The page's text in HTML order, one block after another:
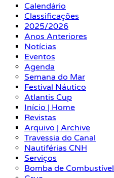
Calendário
Classificações
2025/2026
Anos Anteriores
Notícias
Eventos
Agenda
Semana do Mar
Festival Náutico
Atlantis Cup
Início | Home
Revistas
Arquivo | Archive
Travessia do Canal
Nautiférias CNH
Serviços
Bomba de Combustível